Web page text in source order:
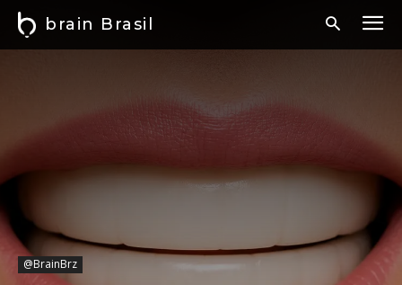
brain Brasil
@BrainBrz